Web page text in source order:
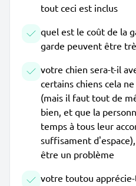
tout ceci est inclus
quel est le coût de la
garde peuvent être
votre chien sera-t-il
certains chiens cela
(mais il faut tout de
bien, et que la
temps à tous leur
suffisament
être un problème
votre toutou